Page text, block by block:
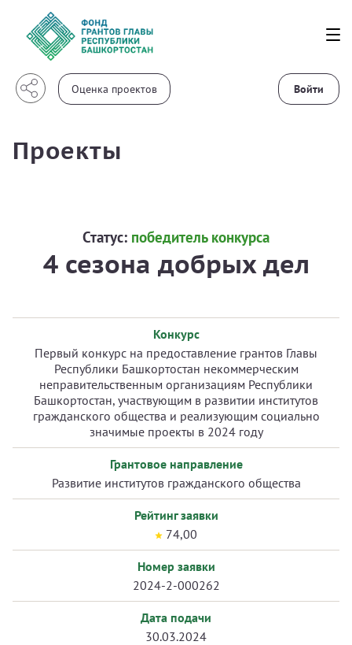
Войти
Проекты
Статус: победитель конкурса
4 сезона добрых дел
Конкурс
Первый конкурс на предоставление грантов Главы
Республики Башкортостан некоммерческим
неправительственным организациям Республики
Башкортостан, участвующим в развитии институтов
гражданского общества и реализующим социально
значимые проекты в 2024 году
Грантовое направление
Развитие институтов гражданского общества
Рейтинг заявки
74,00
Номер заявки
2024-2-000262
Дата подачи
30.03.2024